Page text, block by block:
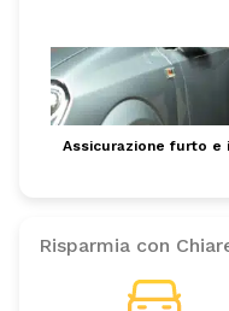
Assicurazione furto e
Risparmia con